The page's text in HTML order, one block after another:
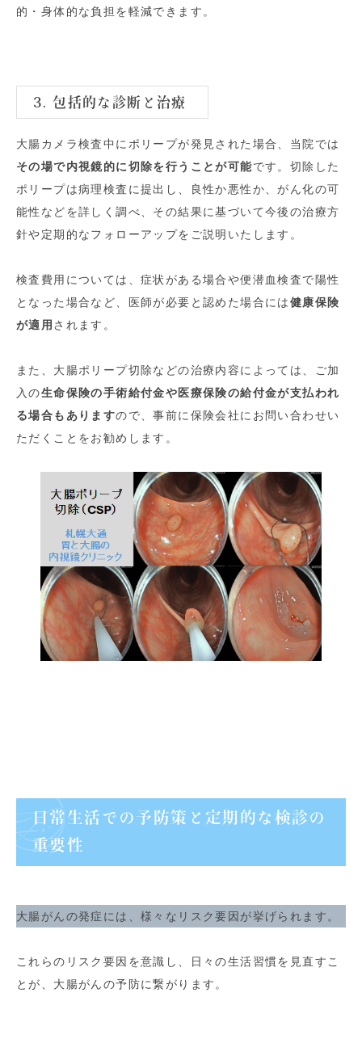
的・身体的な負担を軽減できます。
3. 包括的な診断と治療
大腸カメラ検査中にポリープが発見された場合、当院では
その場で内視鏡的に切除を行うことが可能です。切除した
ポリープは病理検査に提出し、良性か悪性か、がん化の可
能性などを詳しく調べ、その結果に基づいて今後の治療方
針や定期的なフォローアップをご説明いたします。
検査費用については、症状がある場合や便潜血検査で陽性
となった場合など、医師が必要と認めた場合には健康保険
が適用 されます。
また、大腸ポリープ切除などの治療内容によっては、ご加
入の生命保険の手術給付金や医療保険の給付金が支払われ
る場合もありますので、事前に保険会社にお問い合わせい
ただくことをお勧めします。
日常生活での予防策と定期的な検診の
重要性
大腸がんの発症には、様々なリスク要因が挙げられます。
これらのリスク要因を意識し、日々の生活習慣を見直すこ
とが、大腸がんの予防に繋がります。